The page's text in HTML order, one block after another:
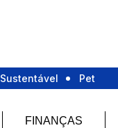
Sustentável Pet
FINANÇAS